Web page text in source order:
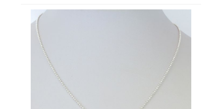
Produktgalerie überspringen